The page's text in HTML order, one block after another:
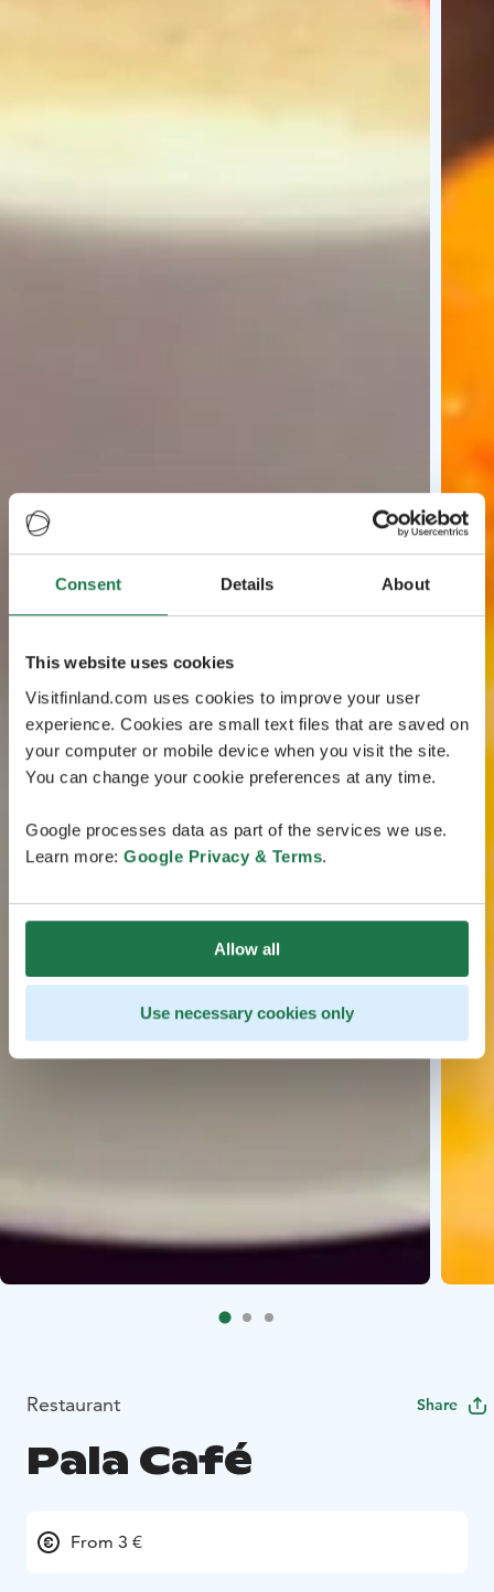
Consent Details About
This website uses cookies
Visitfinland.com uses cookies to improve your user
experience. Cookies are small text files that are saved on
your computer or mobile device when you visit the site.
You can change your cookie preferences at any time.
Google processes data as part of the services we use.
Learn more: Google Privacy & Terms.
Allow all
Use necessary cookies only
Restaurant Share
Pala Café
From 3 €